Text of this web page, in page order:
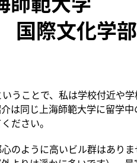
国際文化学
うことで、私は学校付近や
は同じ上海師範大学に留学
ださい。
のように高いビル群はあり